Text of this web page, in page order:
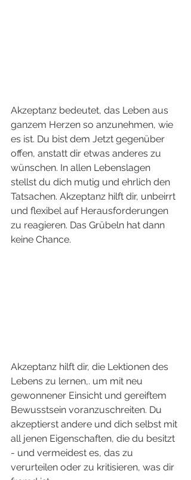
Akzeptanz bedeutet, das Leben aus
ganzem Herzen so anzunehmen, wie
es ist. Du bist dem Jetzt gegenüber
offen, anstatt dir etwas anderes zu
wünschen. In allen Lebenslagen
stellst du dich mutig und ehrlich den
Tatsachen. Akzeptanz hilft dir, unbeirrt
und flexibel auf Herausforderungen
zu reagieren. Das Grübeln hat dann
keine Chance.
Akzeptanz hilft dir, die Lektionen des
Lebens zu lernen,. um mit neu
gewonnener Einsicht und gereiftem
Bewusstsein voranzuschreiten. Du
akzeptierst andere und dich selbst mit
all jenen Eigenschaften, die du besitzt
- und vermeidest es, das zu
verurteilen oder zu kritisieren, was dir